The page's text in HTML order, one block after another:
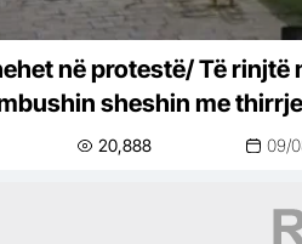
në protestë/ Të rinjtë
sheshin me
dorëheqjen!
20,888 09/